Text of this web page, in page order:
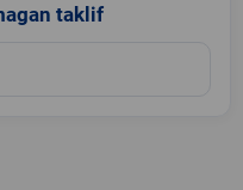
taklif